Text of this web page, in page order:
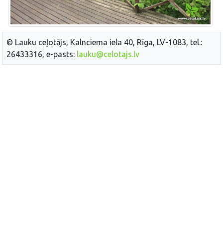
© Lauku ceļotājs, Kalnciema iela 40, Rīga, LV-1083, tel.:
26433316, e-pasts: lauku@celotajs.lv